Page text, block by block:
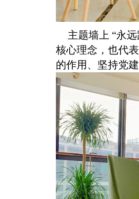
主题墙上 “永
核心理念，也代
的作用、坚持党